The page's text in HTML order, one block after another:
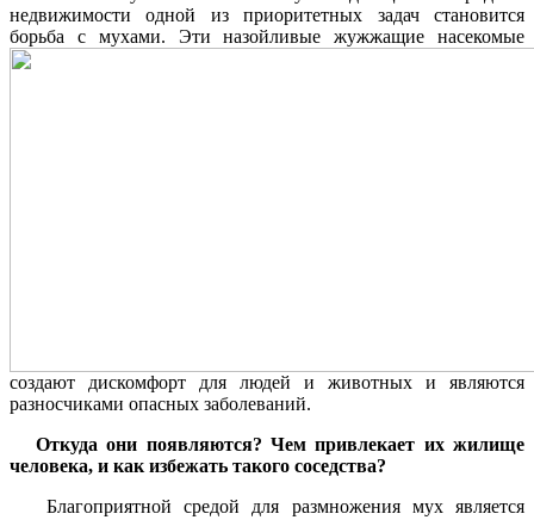
недвижимости одной из приоритетных задач становится
борьба с мухами. Эти назойливые жужжащие насекомые
создают дискомфорт для людей и животных и являются
разносчиками опасных заболеваний.
Откуда они появляются? Чем привлекает их жилище
человека, и как избежать такого соседства?
Благоприятной средой для размножения мух является